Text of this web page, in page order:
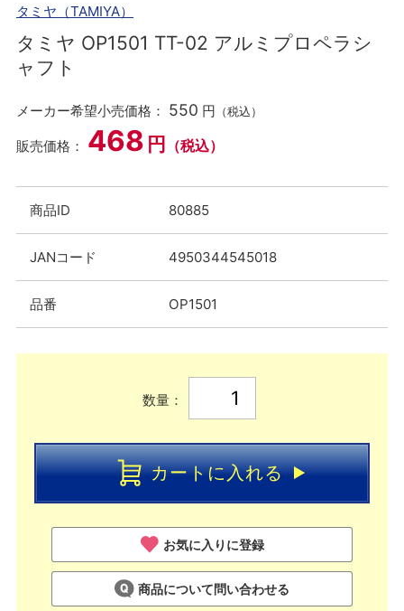
タミヤ（TAMIYA）
タミヤ OP1501 TT-02 アルミプロペラシ
ャフト
メーカー希望小売価格： 550 円 （税込）
販売価格： 468 円 （税込）
商品ID 80885
JANコード 4950344545018
品番 OP1501
数量：
カートに入れる
お気に入りに登録
商品について問い合わせる